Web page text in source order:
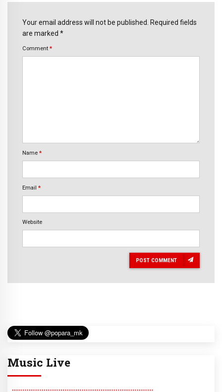
Your email address will not be published. Required fields
are marked *
Comment *
Name *
Email *
Website
POST COMMENT
Music Live